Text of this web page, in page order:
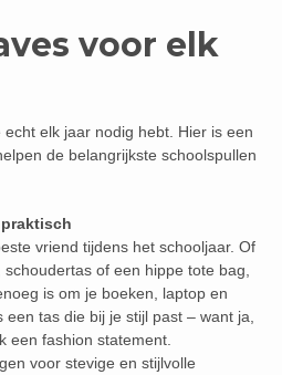
voor elk
elk jaar nodig hebt. Hier is een
de belangrijkste schoolspullen
vriend tijdens het schooljaar. Of
of een hippe tote bag,
is om je boeken, laptop en
een tas die bij je stijl past – want ja,
een fashion statement.
voor stevige en stijlvolle